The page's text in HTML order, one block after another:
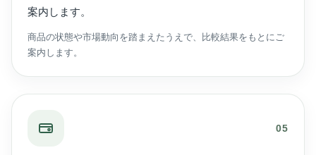
案内します。
商品の状態や市場動向を踏まえたうえで、比較結果をもとにご
案内します。
05